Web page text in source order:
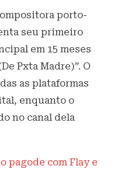
porto-
seu primeiro
em 15 meses
Pxta Madre)”. O
as plataformas
enquanto o
no canal dela
pagode com Flay e